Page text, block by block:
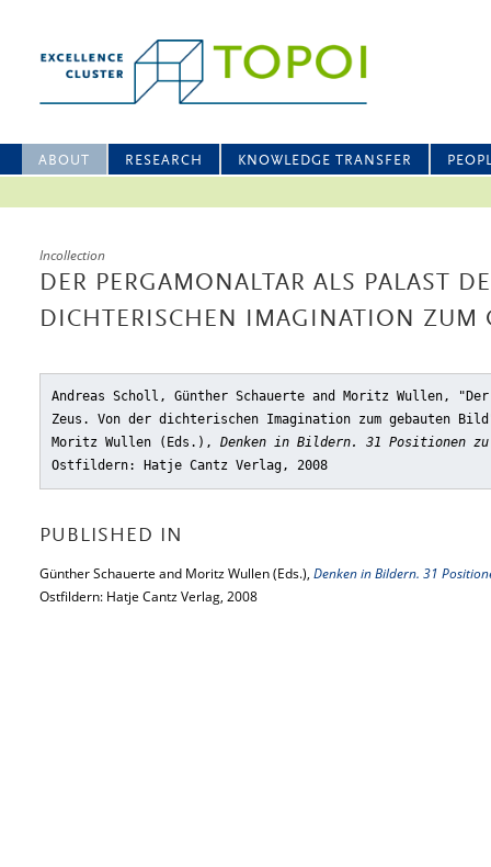
ABOUT RESEARCH KNOWLEDGE TRANSFER
Incollection
DER PERGAMONALTAR ALS PALAST
DICHTERISCHEN IMAGINATION ZUM
Andreas Scholl, Günther Schauerte and Moritz Wullen,
Zeus. Von der dichterischen Imagination zum gebauten
Moritz Wullen (Eds.), Denken in Bildern. 31 Positionen zu
Ostfildern: Hatje Cantz Verlag, 2008
PUBLISHED IN
Günther Schauerte and Moritz Wullen (Eds.), Denken in Bildern. 31
Ostfildern: Hatje Cantz Verlag, 2008